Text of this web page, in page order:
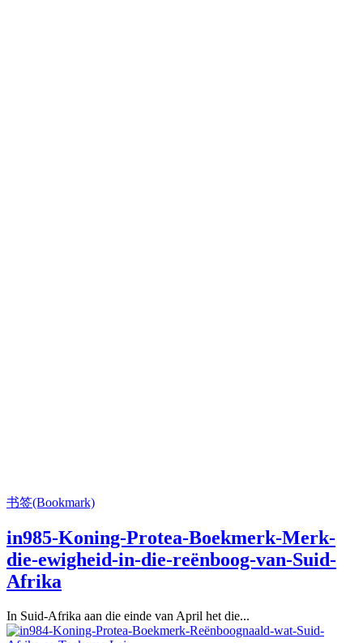
书签(Bookmark)
in985-Koning-Protea-Boekmerk-Merk-
die-ewigheid-in-die-reënboog-van-Suid-
Afrika
In Suid-Afrika aan die einde van April het die...